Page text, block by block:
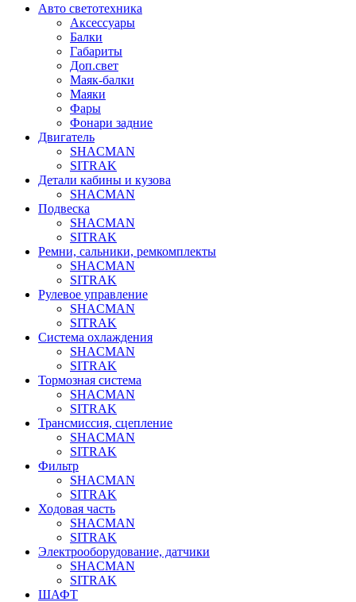
Авто светотехника
Аксессуары
Балки
Габариты
Доп.свет
Маяк-балки
Маяки
Фары
Фонари задние
Двигатель
SHACMAN
SITRAK
Детали кабины и кузова
SHACMAN
Подвеска
SHACMAN
SITRAK
Ремни, сальники, ремкомплекты
SHACMAN
SITRAK
Рулевое управление
SHACMAN
SITRAK
Система охлаждения
SHACMAN
SITRAK
Тормозная система
SHACMAN
SITRAK
Трансмиссия, сцепление
SHACMAN
SITRAK
Фильтр
SHACMAN
SITRAK
Ходовая часть
SHACMAN
SITRAK
Электрооборудование, датчики
SHACMAN
SITRAK
ШАФТ